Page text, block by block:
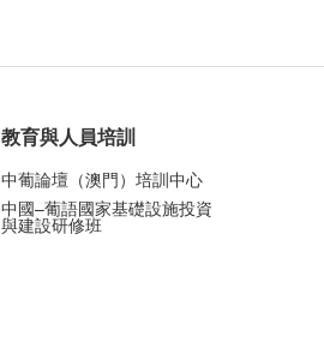
教育與人員培訓
中葡論壇（澳門）培訓中心
中國–葡語國家基礎設施投資
與建設研修班